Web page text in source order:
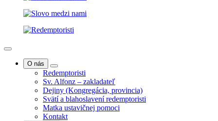
O nás
Redemptoristi
Sv. Alfonz – zakladateľ
Dejiny (Kongregácia, provincia)
Svätí a blahoslavení redemptoristi
Matka ustavičnej pomoci
Kontakt